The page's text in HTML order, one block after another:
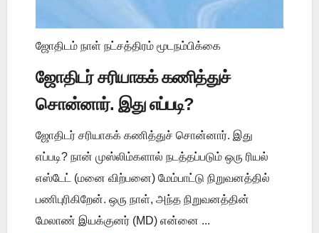
ஜோதிடம் நாள் நட்சத்திரம் மூடநம்பிக்கை
ஜோதிடர் சரியாகக் கணித்துச்
சொன்னார். இது எப்படி?
ஜோதிடர் சரியாகக் கணித்துச் சொன்னார். இது
எப்படி? நான் முஸ்லிம்களால் நடத்தப்படும் ஒரு ரியல்
எஸ்டேட் (மனை விற்பனை) மேம்பாட்டு நிறுவனத்தில்
பணிபுரிகிறேன். ஒரு நாள், அந்த நிறுவனத்தின்
மேலாண் இயக்குனர் (MD) என்னை ...